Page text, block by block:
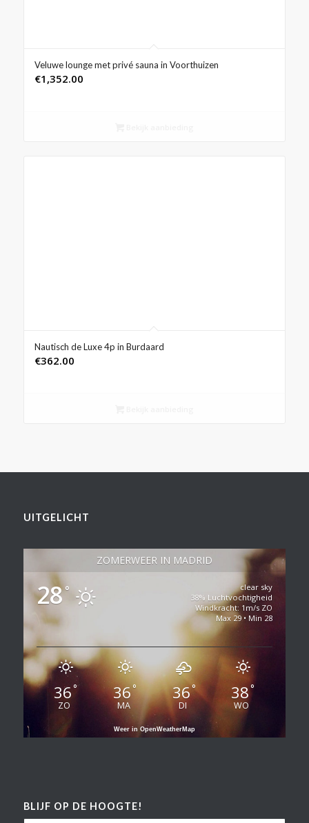
Veluwe lounge met privé sauna in Voorthuizen
€1,352.00
Nautisch de Luxe 4p in Burdaard
€362.00
UITGELICHT
ZOMERWEER IN MADRID
28°
clear sky
38% Luchtvochtigheid
Windkracht: 1m/s ZO
Max 29 • Min 28
36°
ZO
36°
MA
36°
DI
38°
WO
Weer in OpenWeatherMap
BLIJF OP DE HOOGTE!